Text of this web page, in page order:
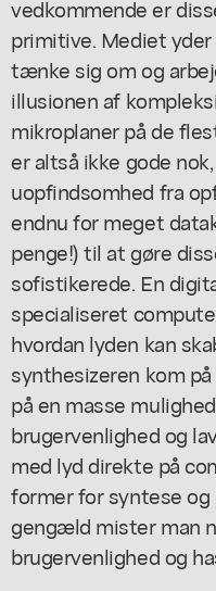
vedkommende er
primitive. Mediet
tænke sig om og
illusionen af
mikroplaner på de
er altså ikke gode
uopfindsomhed fra
endnu for meget
penge!) til at gøre
sofistikerede. En
specialiseret
hvordan lyden kan
synthesizeren kom
på en masse
brugervenlighed og
med lyd direkte på
former for syntese og
gengæld mister man
brugervenlighed og